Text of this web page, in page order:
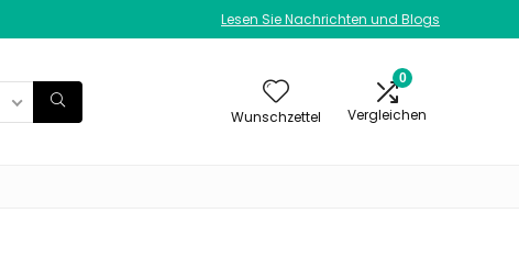
Lesen Sie Nachrichten und Blogs
Wunschzettel
0
Vergleichen